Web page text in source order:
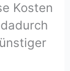
Kosten